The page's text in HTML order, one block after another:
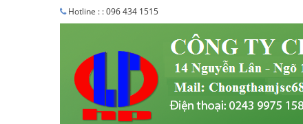
Hotline : : 096 434 1515